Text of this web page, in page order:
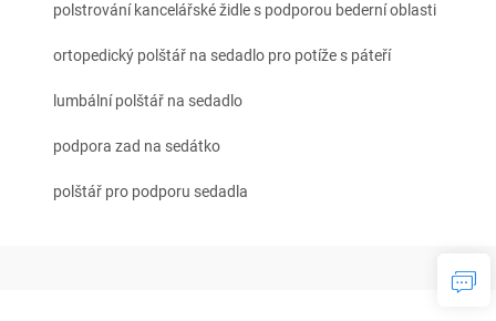
polstrování kancelářské židle s podporou bederní oblasti
ortopedický polštář na sedadlo pro potíže s páteří
lumbální polštář na sedadlo
podpora zad na sedátko
polštář pro podporu sedadla